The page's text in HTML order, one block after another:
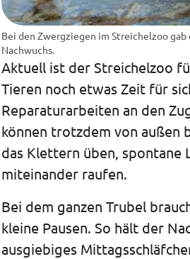
Bei den Zwergziegen im Streichelzoo
Nachwuchs.
Aktuell ist der Streichelzoo
Tieren noch etwas Zeit für
Reparaturarbeiten an den
können trotzdem von außen
das Klettern üben, spontane
miteinander raufen.
Bei dem ganzen Trubel
kleine Pausen. So hält der
ausgiebiges